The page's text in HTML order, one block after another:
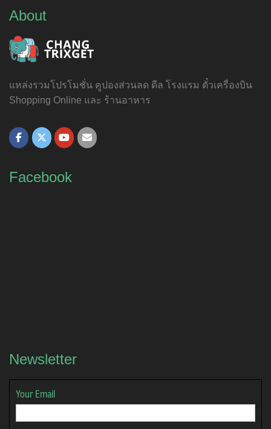
About
แหล่งรวมโปรโมชั่น คูปองส่วนลด ดีล โรงแรม ตั๋วเครื่องบิน
Shopping Online และ ร้านอาหาร
Facebook
Newsletter
Your Email